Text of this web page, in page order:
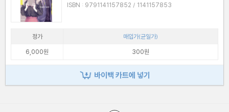
ISBN : 9791141157852 / 1141157853
정가
매입가(균일가)
6,000원
300원
바이백 카트에 넣기